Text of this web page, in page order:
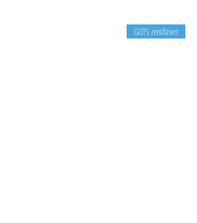
GOTS zertifiziert